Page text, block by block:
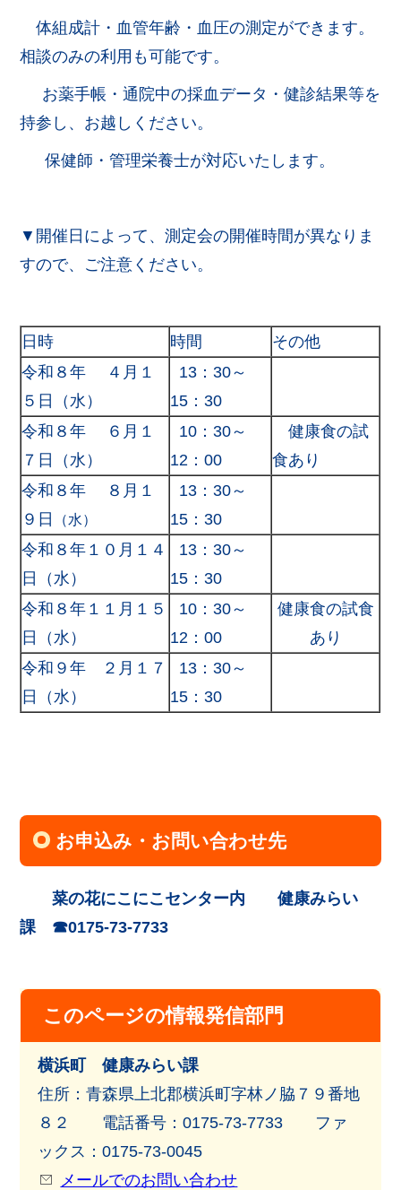
体組成計・血管年齢・血圧の測定ができます。
相談のみの利用も可能です。
お薬手帳・通院中の採血データ・健診結果等を
持参し、お越しください。
保健師・管理栄養士が対応いたします。
▼開催日によって、測定会の開催時間が異なりま
すので、ご注意ください。
日時 時間
その他
令和８年 ４月１
５日（水）
13：30～
15：30
令和８年 ６月１
７日（水）
10：30～
12：00
健康食の試
食あり
令和８年 ８月１
９日
（水）
13：30～
15：30
令和８年１０月１４
日（水）
13：30～
15：30
令和８年１１月１５
日（水）
10：30～
12：00
健康食の試食
あり
令和９年 ２月１７
日（水）
13：30～
15：30
お申込み・お問い合わせ先
菜の花にこにこセンター内
健康みらい
課 ☎0175-73-7733
このページの情報発信部門
横浜町 健康みらい課
住所：青森県上北郡横浜町字林ノ脇７９番地
８２ 電話番号：0175-73-7733 ファ
ックス：0175-73-0045
メールでのお問い合わせ